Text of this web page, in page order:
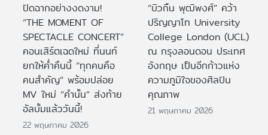
ปิดฉากอย่างงดงาม!
“THE MOMENT OF
SPECTACLE CONCERT”
คอนเสิร์ตเฉดใหม่ ที่นนท์
ยกให้ค่ำคืนนี้ “ทุกคนคือ
คนสำคัญ” พร้อมปล่อย
MV ใหม่ “คำนั้น” ส่งท้าย
อัลบั้มแล้ววันนี้!
22 พฤษภาคม 2026
“บิวกิ้น พุฒิพงศ์” คว้า
ปริญญาโท University
College London (UCL)
ณ กรุงลอนดอน ประเทศ
อังกฤษ เป็นอีกก้าวแห่ง
ความภูมิใจของศิลปิน
คุณภาพ
21 พฤษภาคม 2026